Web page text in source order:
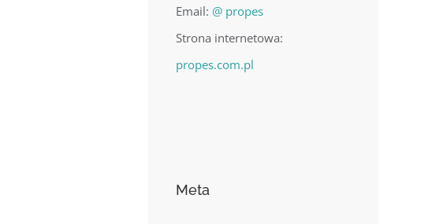
Email: @ propes
Strona internetowa:
propes.com.pl
Meta